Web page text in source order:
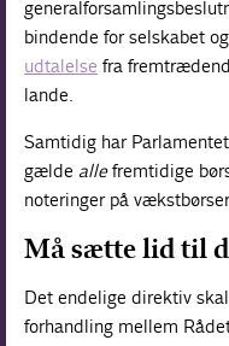
bindende for selskabet
udtalelse fra
lande.
Samtidig har
gælde allefremtidige
noteringer på
Må sætte lid til
Det endelige direktiv
forhandling mellem